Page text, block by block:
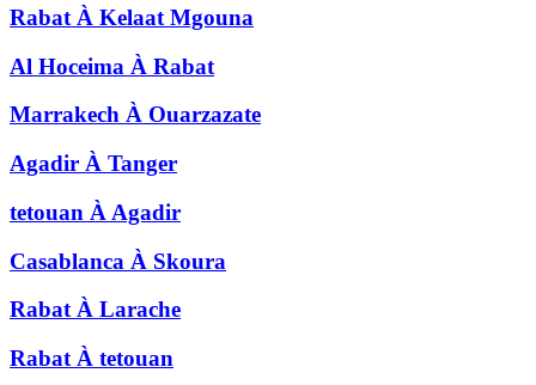
Rabat À Kelaat Mgouna
Al Hoceima À Rabat
Marrakech À Ouarzazate
Agadir À Tanger
tetouan À Agadir
Casablanca À Skoura
Rabat À Larache
Rabat À tetouan